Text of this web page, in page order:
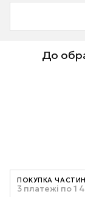
До
ПОКУПКА
3 платежі по 1